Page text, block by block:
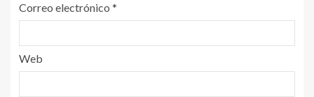
Correo electrónico *
Web